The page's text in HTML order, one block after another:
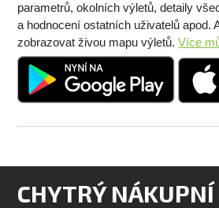
parametrů, okolních výletů, detaily
a hodnocení ostatních uživatelů apod.
zobrazovat živou mapu výletů.Více
CHYTRÝ